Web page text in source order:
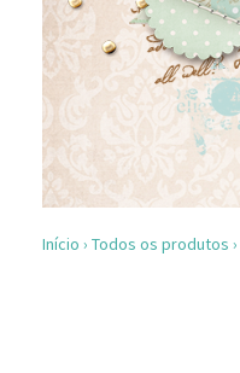
Início › Todos os produtos ›